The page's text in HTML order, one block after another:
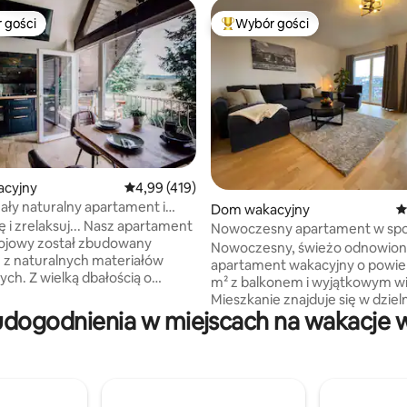
liczba recenzji: 152
z kategorii Wybór gości
gości
Średnia ocena: 4,99 na 5, liczba recenzji: 419
4,99 (419)
naturalny apartament i
i zrelaksuj... Nasz apartament
został zbudowany
z naturalnych materiałów
o
Wysokiej jakości
do relaksu. Tutaj, przy
Najpopularniejsze z kategorii
Wybór gości
Dom wakacyjny
Nowoczesny apartament w
części miasta
Nowoczesny, świeżo
apartament wakacyjny o
m² z balkonem i wyjątkowym
Mieszkanie znajduje się w
Marbach. Do centrum miasta
dotrzeć pieszo w 15 minut. Znajduje się
jest w pełni nowoczesny i
w miejscach na wakacje